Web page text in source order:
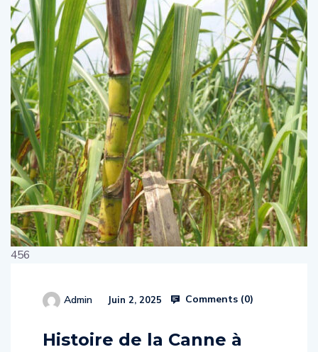
456
Admin Juin 2, 2025 Comments (0)
Histoire de la Canne à